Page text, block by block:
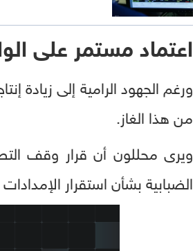
اعتماد مستمر على
ورغم الجهود الرامية إلى زيادة
من هذا الغاز.
ويرى محللون أن قرار وقف
الضبابية بشأن استقرار الإمدادات